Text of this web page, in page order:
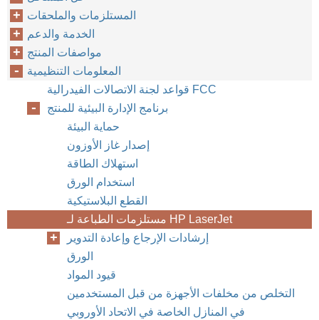
المستلزمات والملحقات
الخدمة والدعم
مواصفات المنتج
المعلومات التنظيمية
قواعد لجنة الاتصالات الفيدرالية FCC
برنامج الإدارة البيئية للمنتج
حماية البيئة
إصدار غاز الأوزون
استهلاك الطاقة
استخدام الورق
القطع البلاستيكية
مستلزمات الطباعة لـ HP LaserJet
إرشادات الإرجاع وإعادة التدوير
الورق
قيود المواد
التخلص من مخلفات الأجهزة من قبل المستخدمين
في المنازل الخاصة في الاتحاد الأوروبي